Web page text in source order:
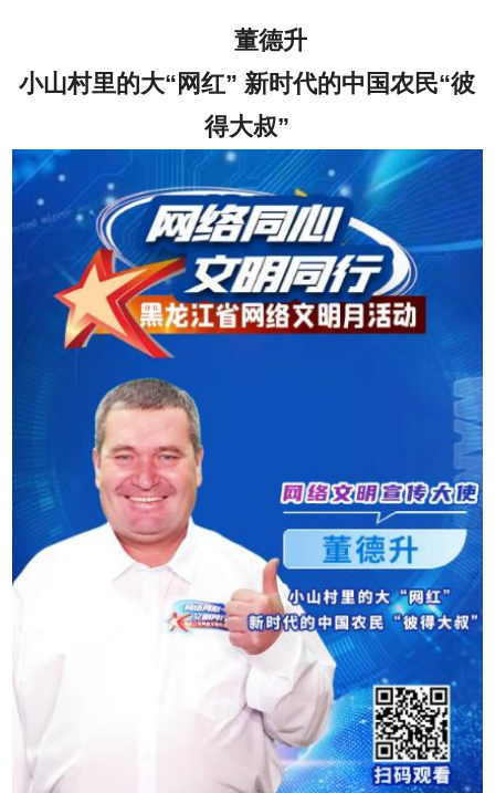
董德升
小山村里的大“网红” 新时代的中国农民“彼
得大叔”